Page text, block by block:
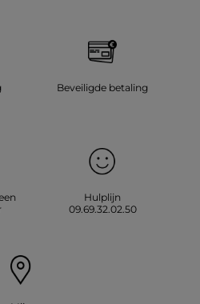
Beveiligde betaling
Hulplijn
09.69.32.02.50